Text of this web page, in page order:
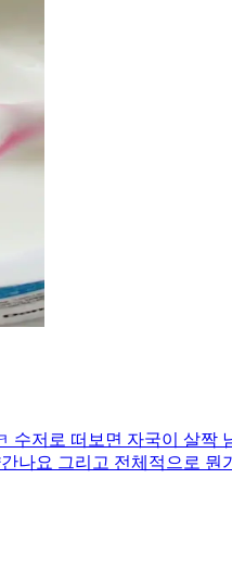
수저로 떠보면 자국이 살
나요 그리고 전체적으로 뭔